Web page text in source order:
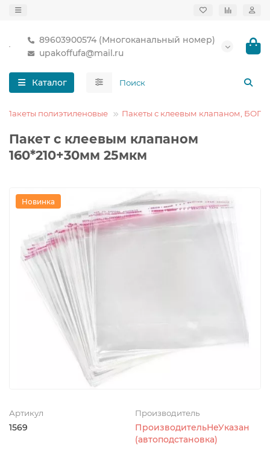
89603900574 (Многоканальный номер)
upakoffufa@mail.ru
Каталог
Пакеты полиэтиленовые Пакеты с клеевым клапаном, БОПП
Пакет с клеевым клапаном
160*210+30мм 25мкм
Новинка
Артикул
1569
Производитель
ПроизводительНеУказан
(автоподстановка)